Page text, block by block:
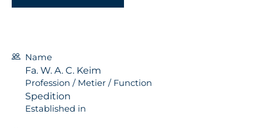
Name
Fa. W. A. C. Keim
Profession / Metier / Function
Spedition
Established in